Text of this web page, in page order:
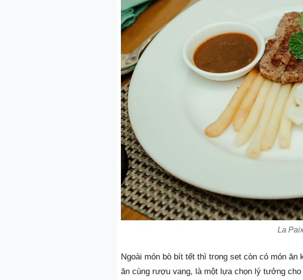
La
Ngoài món bò bít tết thì trong set còn có món
ăn cùng rượu vang, là một lựa chọn lý tưởng